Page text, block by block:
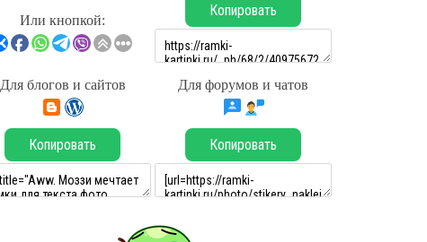
Или кнопкой:
Копировать
Для блогов и сайтов Для форумов и чатов
Копировать Копировать